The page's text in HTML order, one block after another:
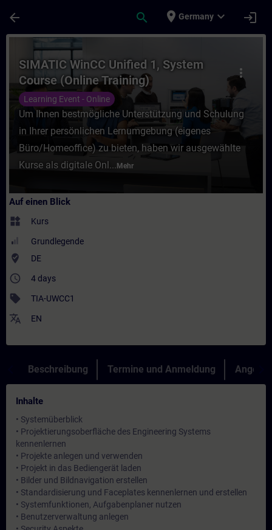
arrow_back search place Germany expand_more login
Kurs - SIMATIC WinCC Unified 1,
more_vert
SIMATIC WinCC Unified 1, System
Course (Online Training)
Learning Event - Online
Um Ihnen bestmögliche Unterstützung und Schulung
in Ihrer persönlichen Lernumgebung (eigenes
Büro/Homeoffice) zu bieten, haben wir ausgewählte
Kurse als digitale Onl... Mehr
Auf einen Blick
widgets Kurs
Grundlegende
where_to_vote DE
access_time 4 days
sell TIA-UWCC1
translate EN
Beschreibung Termine und Anmeldung Angebot
Inhalte
• Systemüberblick
• Projektierungsoberfläche des Engineering Systems
kennenlernen
• Projekte anlegen und verwenden
• Projekt in das Bediengerät laden
• Bilder und Bildnavigation erstellen
• Standardisierung und Faceplates kennenlernen und erstellen
• Systemfunktionen, Aufgabenplaner nutzen
• Benutzerverwaltung anlegen